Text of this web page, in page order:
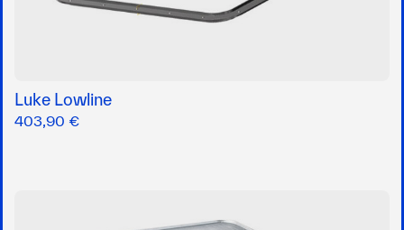
Luke Lowline
403,90 €